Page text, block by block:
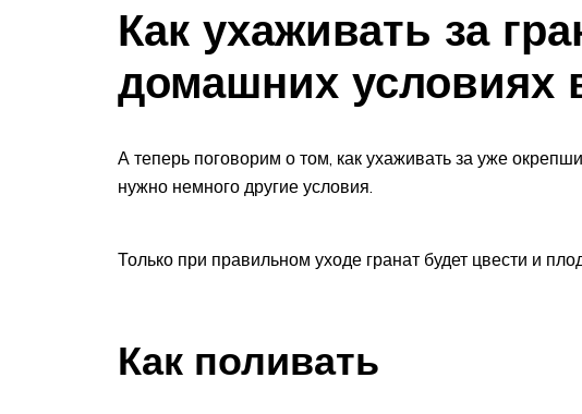
Как ухаживать за
домашних условиях
А теперь поговорим о том, как ухаживать за уже
нужно немного другие условия.
Только при правильном уходе гранат будет цвести и
Как поливать